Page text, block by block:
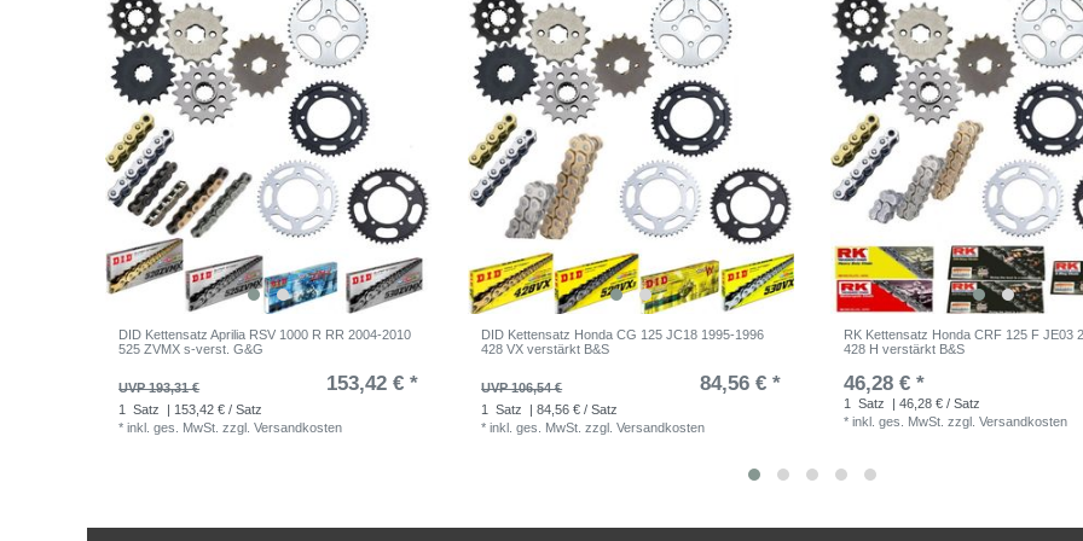
DID Kettensatz Aprilia RSV 1000 R RR 2004-2010
525 ZVMX s-verst. G&G
UVP 193,31 € 153,42 € *
1 Satz
| 153,42 € / Satz
*inkl. ges. MwSt. zzgl.Versandkosten
DID Kettensatz Honda CG 125 JC18 1995-1996
428 VX verstärkt B&S
UVP 106,54 € 84,56 € *
1 Satz
| 84,56 € / Satz
*inkl. ges. MwSt. zzgl.Versandkosten
RK Kettensatz Honda CRF 125 F JE03
428 H verstärkt B&S
46,28 € *
1 Satz
| 46,28 € / Satz
*inkl. ges. MwSt. zzgl.Versandkosten